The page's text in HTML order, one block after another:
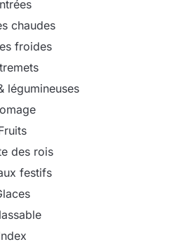
chaudes
froides
légumineuses
des rois
festifs